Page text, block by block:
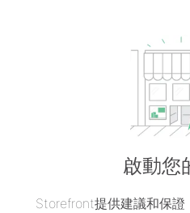
啟動您
Storefront提供建議和保